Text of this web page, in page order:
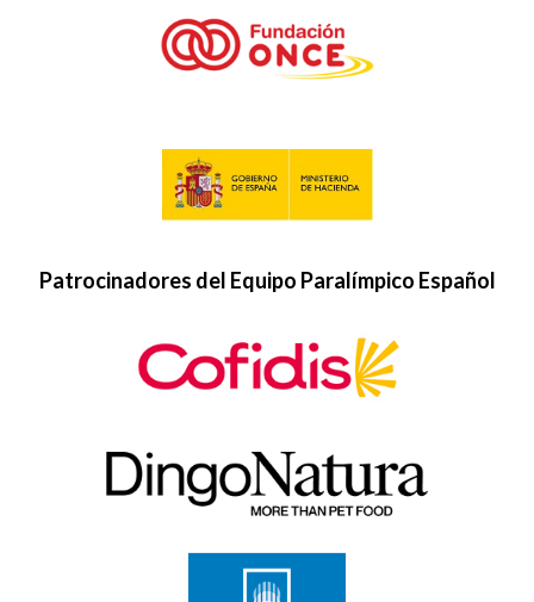
Patrocinadores del Equipo Paralímpico Español